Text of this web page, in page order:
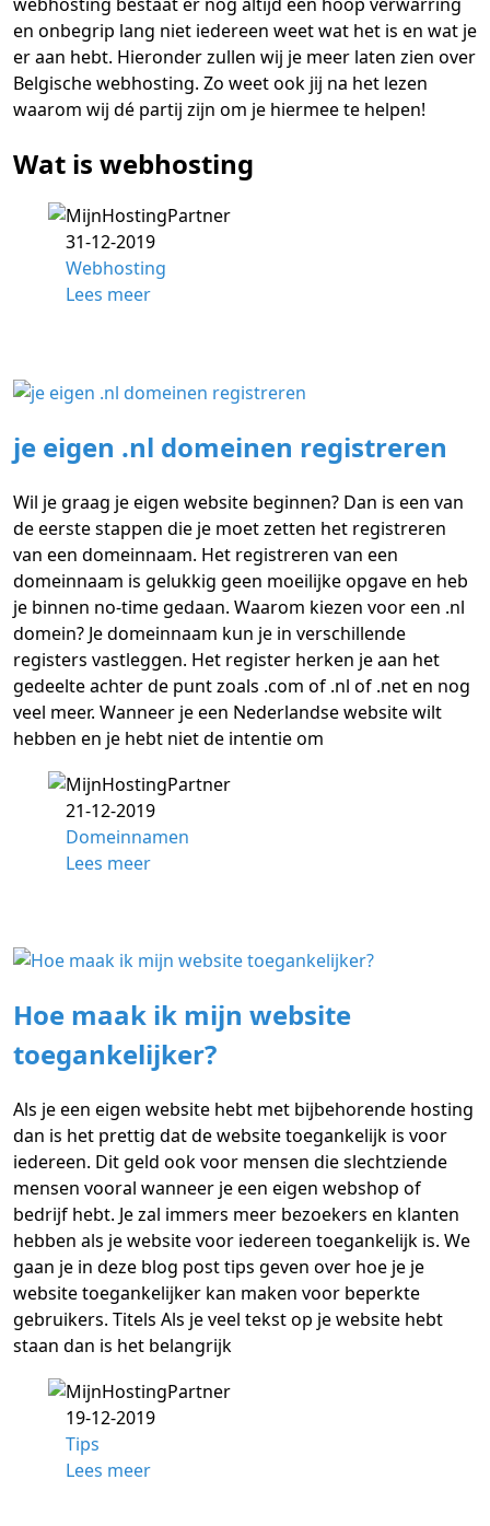
en onbegrip lang niet iedereen weet wat het is en wat je
er aan hebt. Hieronder zullen wij je meer laten zien over
Belgische webhosting. Zo weet ook jij na het lezen
waarom wij dé partij zijn om je hiermee te helpen!
Wat is webhosting
31-12-2019
Webhosting
Lees meer
je eigen .nl domeinen registreren
Wil je graag je eigen website beginnen? Dan is een van
de eerste stappen die je moet zetten het registreren
van een domeinnaam. Het registreren van een
domeinnaam is gelukkig geen moeilijke opgave en heb
je binnen no-time gedaan. Waarom kiezen voor een .nl
domein? Je domeinnaam kun je in verschillende
registers vastleggen. Het register herken je aan het
gedeelte achter de punt zoals .com of .nl of .net en nog
veel meer. Wanneer je een Nederlandse website wilt
hebben en je hebt niet de intentie om
21-12-2019
Domeinnamen
Lees meer
Hoe maak ik mijn website
toegankelijker?
Als je een eigen website hebt met bijbehorende hosting
dan is het prettig dat de website toegankelijk is voor
iedereen. Dit geld ook voor mensen die slechtziende
mensen vooral wanneer je een eigen webshop of
bedrijf hebt. Je zal immers meer bezoekers en klanten
hebben als je website voor iedereen toegankelijk is. We
gaan je in deze blog post tips geven over hoe je je
website toegankelijker kan maken voor beperkte
gebruikers. Titels Als je veel tekst op je website hebt
staan dan is het belangrijk
19-12-2019
Tips
Lees meer